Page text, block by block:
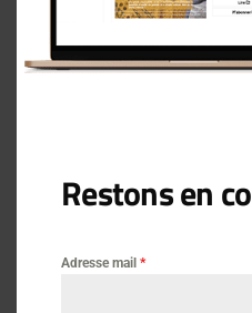
Restons en
Adresse mail *